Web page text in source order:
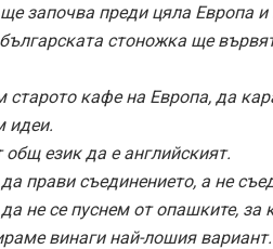
започва преди цяла Европа
стоножка ще
старото кафе на Европа, да
идеи.
език да е английският.
прави съединението, а не
не се пуснем от опашките,
винаги най-лошия вариант.